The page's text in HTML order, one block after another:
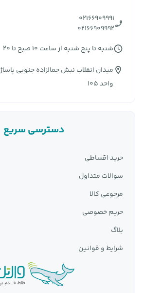
02166909991
02166909992
شنبه تا پنج شنبه از ساعت 10 صبح تا 20
میدان انقلاب نبش جمالزاده جنوبی
واحد 105
دسترسی سریع
خرید اقساطی
سوالات متداول
مرجوعی کالا
حریم خصوصی
بلاگ
شرایط و قوانین